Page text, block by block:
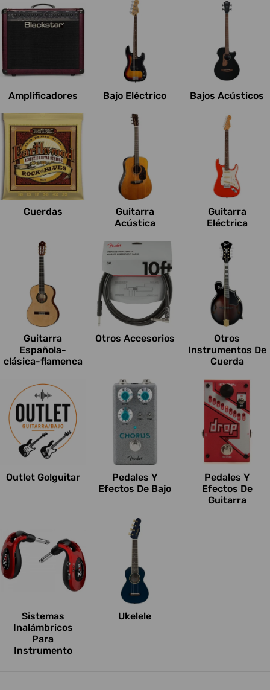
e
s
:
Amplificadores Bajo Eléctrico Bajos Acústicos
Cuerdas
Guitarra
Acústica
Guitarra
Eléctrica
Guitarra
Española-
clásica-flamenca
Otros Accesorios
Otros
Instrumentos De
Cuerda
Outlet Go!guitar
Pedales Y
Efectos De Bajo
Pedales Y
Efectos De
Guitarra
Sistemas
Inalámbricos
Para
Instrumento
Ukelele